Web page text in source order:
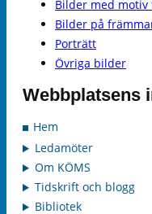
Bilder med
Bilder på
Porträtt
Övriga bilder
Webbplatsens
Hem
Ledamöter
Om KÖMS
Tidskrift och blogg
Bibliotek